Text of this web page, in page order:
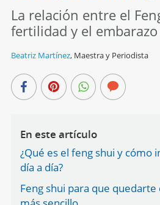
La relación entre el
fertilidad y el embarazo
Beatriz Martínez, Maestra y Periodista
En este artículo
¿Qué es el feng shui y cómo
día a día?
Feng shui para que quedarte